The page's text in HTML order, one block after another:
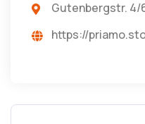
Gutenbergstr. 4/
https://